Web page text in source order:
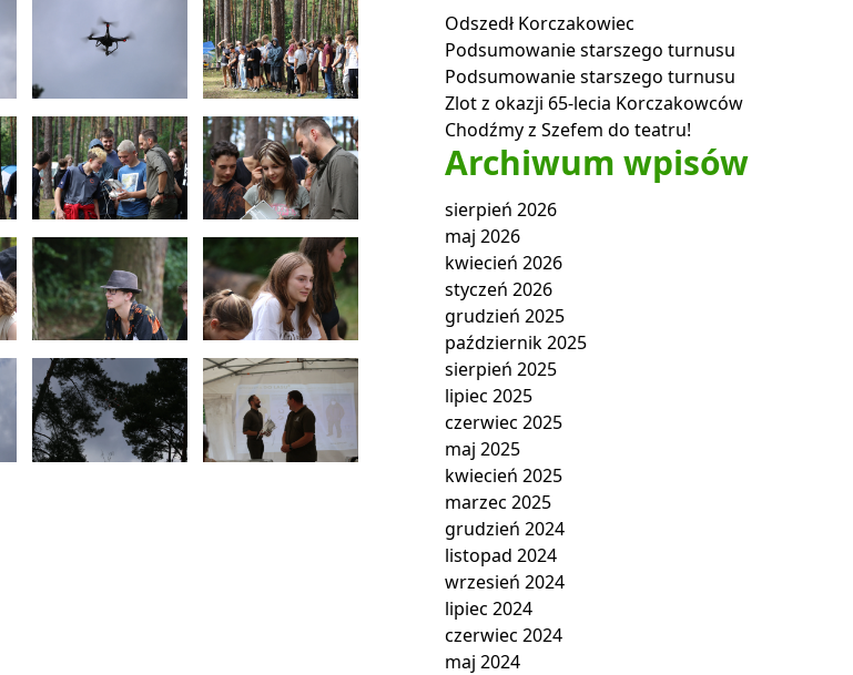
Odszedł Korczakowiec
Podsumowanie starszego turnusu
Podsumowanie starszego turnusu
Zlot z okazji 65-lecia Korczakowców
Chodźmy z Szefem do teatru!
Archiwum wpisów
sierpień 2026
maj 2026
kwiecień 2026
styczeń 2026
grudzień 2025
październik 2025
sierpień 2025
lipiec 2025
czerwiec 2025
maj 2025
kwiecień 2025
marzec 2025
grudzień 2024
listopad 2024
wrzesień 2024
lipiec 2024
czerwiec 2024
maj 2024